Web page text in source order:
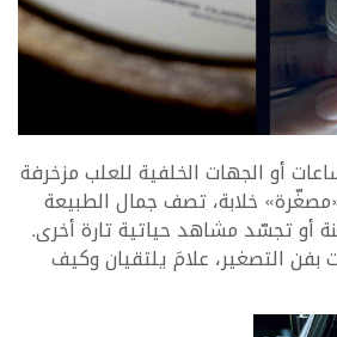
أو الجهات الخلفية للعلب مزخرفة
خلابة، تصف جمال الطبيعة
أو تجسّد مشاهد حياتية تارة أخرى.
بفن التصغير، علامَ يلتقيان وكيف